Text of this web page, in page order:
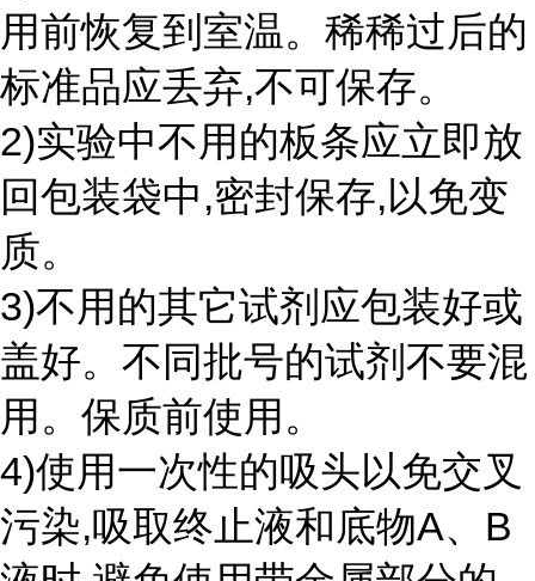
用前恢复到室温。稀稀过后的
标准品应丢弃,不可保存。
2)实验中不用的板条应立即放
回包装袋中,密封保存,以免变
质。
3)不用的其它试剂应包装好或
盖好。不同批号的试剂不要混
用。保质前使用。
4)使用一次性的吸头以免交叉
污染,吸取终止液和底物A、B